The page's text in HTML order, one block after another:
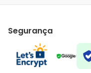
Segurança